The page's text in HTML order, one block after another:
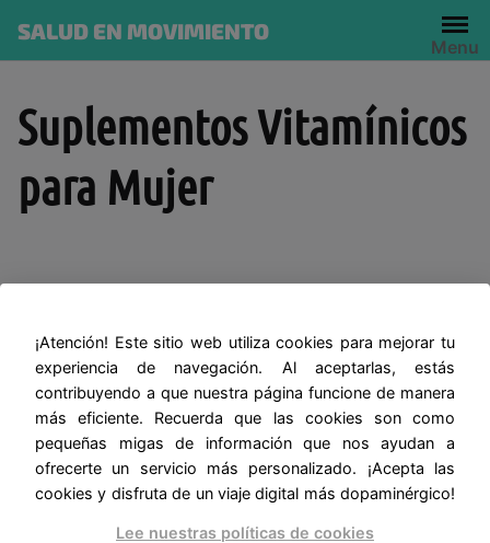
content
SALUD EN MOVIMIENTO
Menu
Suplementos Vitamínicos
para Mujer
SALUD EN MOVIMIENTO
¡Atención! Este sitio web utiliza cookies para mejorar tu
experiencia de navegación. Al aceptarlas, estás
contribuyendo a que nuestra página funcione de manera
más eficiente. Recuerda que las cookies son como
pequeñas migas de información que nos ayudan a
ofrecerte un servicio más personalizado. ¡Acepta las
cookies y disfruta de un viaje digital más dopaminérgico!
Lee nuestras políticas de cookies